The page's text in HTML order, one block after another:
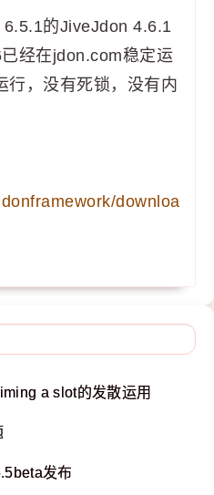
的JiveJdon 4.6.1
经在jdon.com稳定运
行，没有死锁，没有内
downloa
a slot的发散运用
发布